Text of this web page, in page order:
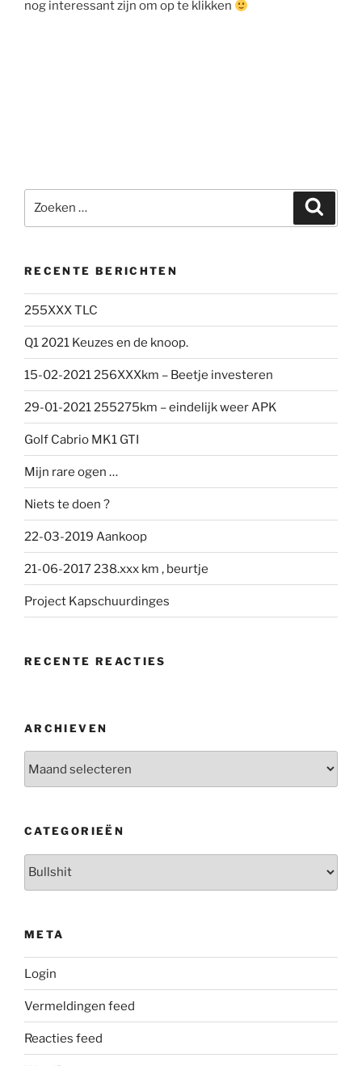
nog interessant zijn om op te klikken
naar:
RECENTE BERICHTEN
255XXX TLC
Q1 2021 Keuzes en de knoop.
15-02-2021 256XXXkm – Beetje investeren
29-01-2021 255275km – eindelijk weer APK
Golf Cabrio MK1 GTI
Mijn rare ogen …
Niets te doen ?
22-03-2019 Aankoop
21-06-2017 238.xxx km , beurtje
Project Kapschuurdinges
RECENTE REACTIES
ARCHIEVEN
CATEGORIEËN
META
Login
Vermeldingen feed
Reacties feed